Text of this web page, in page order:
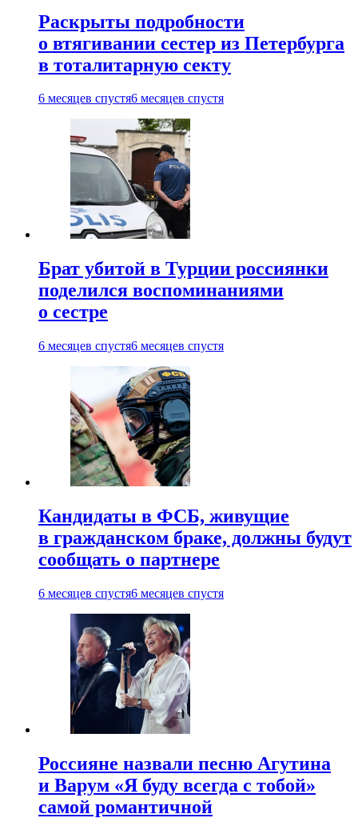
Раскрыты подробности
о втягивании сестер из Петербурга
в тоталитарную секту
6 месяцев спустя6 месяцев спустя
Брат убитой в Турции россиянки
поделился воспоминаниями
о сестре
6 месяцев спустя6 месяцев спустя
Кандидаты в ФСБ, живущие
в гражданском браке, должны будут
сообщать о партнере
6 месяцев спустя6 месяцев спустя
Россияне назвали песню Агутина
и Варум «Я буду всегда с тобой»
самой романтичной